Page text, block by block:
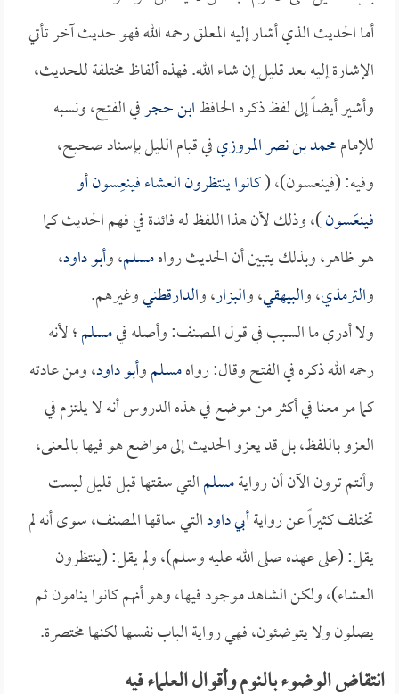
أما الحديث الذي أشار إليه المعلق رحمه الله فهو حديث آخر تأتي
الإشارة إليه بعد قليل إن شاء الله. فهذه ألفاظ مختلفة للحديث،
وأشير أيضاً إلى لفظ ذكره الحافظابن حجرفي الفتح، ونسبه
للإماممحمد بن نصر المروزيفي قيام الليل بإسناد صحيح،
وفيه: (فينعسون)، (كانوا ينتظرون العشاء فينعِسون أو
فينعَسون)، وذلك لأن هذا اللفظ له فائدة في فهم الحديث كما
هو ظاهر، وبذلك يتبين أن الحديث رواهمسلم، وأبو داود،
والترمذي، والبيهقي، والبزار، والدارقطنيوغيرهم.
ولا أدري ما السبب في قول المصنف: وأصله فيمسلم؛ لأنه
رحمه الله ذكره في الفتح وقال: رواهمسلموأبو داود، ومن عادته
كما مر معنا في أكثر من موضع في هذه الدروس أنه لا يلتزم في
العزو باللفظ، بل قد يعزو الحديث إلى مواضع هو فيها بالمعنى،
وأنتم ترون الآن أن روايةمسلمالتي سقتها قبل قليل ليست
تختلف كثيراً عن روايةأبي داودالتي ساقها المصنف، سوى أنه لم
يقل: (على عهده صلى الله عليه وسلم)، ولم يقل: (ينتظرون
العشاء)، ولكن الشاهد موجود فيها، وهو أنهم كانوا ينامون ثم
يصلون ولا يتوضئون، فهي رواية الباب نفسها لكنها مختصرة.
انتقاض الوضوء بالنوم وأقوال العلماء فيه